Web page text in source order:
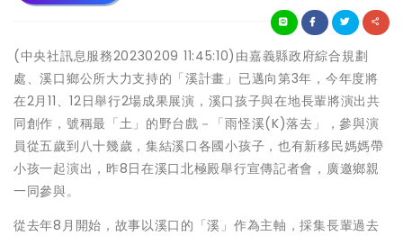
(中央社訊息服務20230209 11:45:10)由嘉義縣政府綜合規劃
處、溪口鄉公所大力支持的「溪計畫」已邁向第3年，今年度將
在2月11、12日舉行2場成果展演，溪口孩子與在地長輩將演出共
同創作，號稱最「土」的野台戲－「雨怪溪(K)落去」，參與演
員從五歲到八十幾歲，集結溪口各國小孩子，也有新移民媽媽帶
小孩一起演出，昨8日在溪口北極殿舉行宣傳記者會，廣邀鄉親
一同參與。
從去年8月開始，故事以溪口的「溪」作為主軸，採集長輩過去